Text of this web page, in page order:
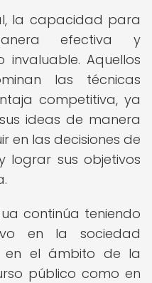
la capacidad para
efectiva y
invaluable. Aquellos
las técnicas
competitiva, ya
ideas de manera
en las decisiones de
lograr sus objetivos
continúa teniendo
en la sociedad
en el ámbito de la
público como en